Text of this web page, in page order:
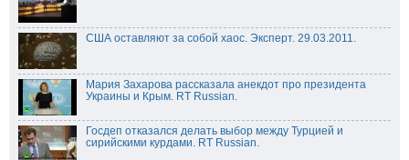
США оставляют за собой хаос. Эксперт. 29.03.2011.
Мария Захарова рассказала анекдот про президента
Украины и Крым. RT Russian.
Госдеп отказался делать выбор между Турцией и
сирийскими курдами. RT Russian.